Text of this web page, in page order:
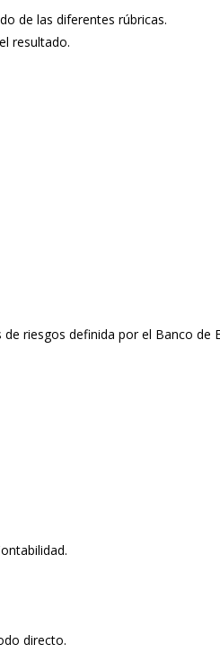
de las diferentes rúbricas.
resultado.
riesgos definida por el Banco de
directo.